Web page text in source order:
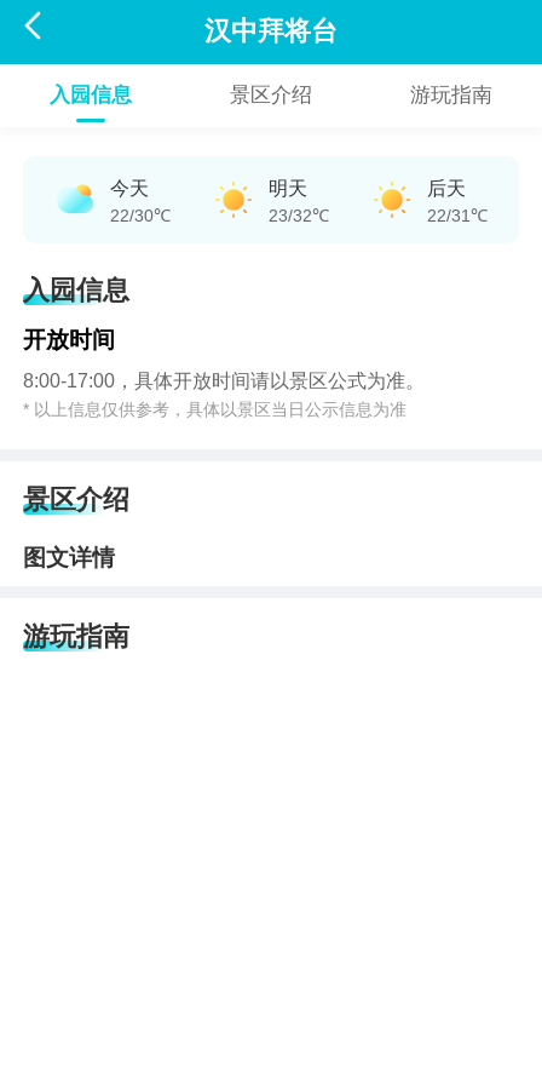
 汉中拜将台
入园信息 景区介绍 游玩指南
今天
22/30℃
明天
23/32℃
后天
22/31℃
入园信息
开放时间
8:00-17:00，具体开放时间请以景区公式为准。
* 以上信息仅供参考，具体以景区当日公示信息为准
景区介绍
图文详情
游玩指南